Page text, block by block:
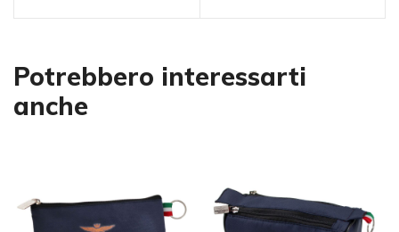
Potrebbero interessarti
anche